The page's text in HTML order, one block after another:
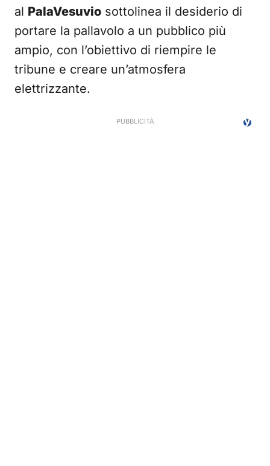
al PalaVesuvio sottolinea il desiderio di
portare la pallavolo a un pubblico più
ampio, con l’obiettivo di riempire le
tribune e creare un’atmosfera
elettrizzante.